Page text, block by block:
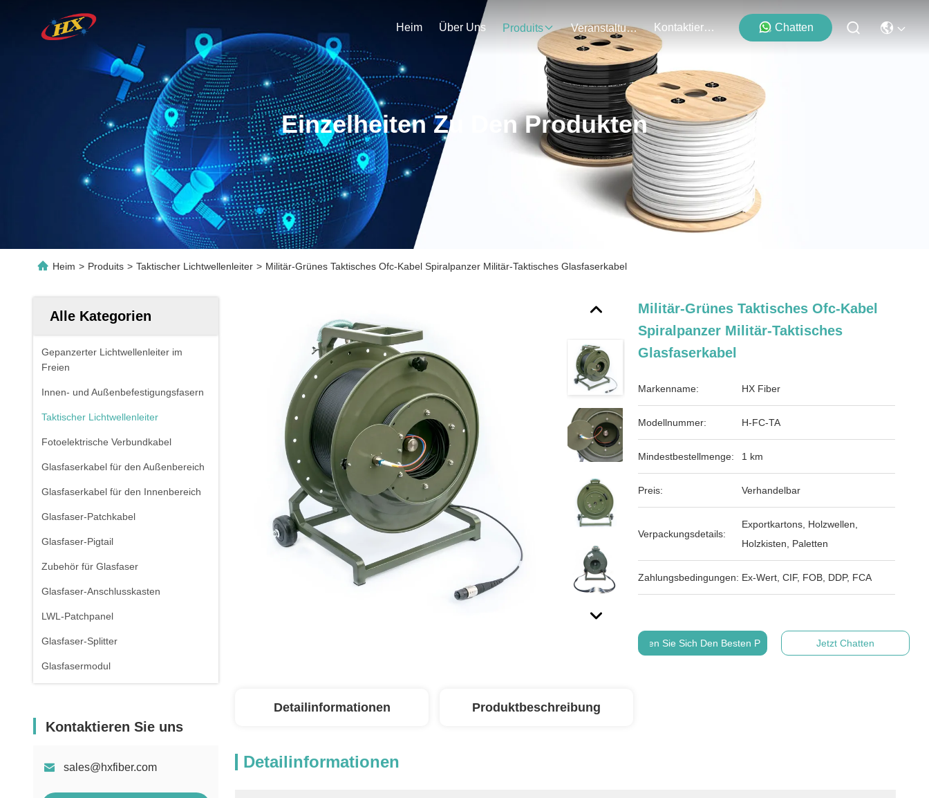
Heim Über Uns Produits Veranstaltungen Kontaktieren Sie Uns Chatten
Einzelheiten Zu Den Produkten
Heim > Produits > Taktischer Lichtwellenleiter > Militär-Grünes Taktisches Ofc-Kabel Spiralpanzer Militär-Taktisches Glasfaserkabel
Alle Kategorien
Gepanzerter Lichtwellenleiter im
Freien
Innen- und Außenbefestigungsfasern
Taktischer Lichtwellenleiter
Fotoelektrische Verbundkabel
Glasfaserkabel für den Außenbereich
Glasfaserkabel für den Innenbereich
Glasfaser-Patchkabel
Glasfaser-Pigtail
Zubehör für Glasfaser
Glasfaser-Anschlusskasten
LWL-Patchpanel
Glasfaser-Splitter
Glasfasermodul
Kontaktieren Sie uns
sales@hxfiber.com
Militär-Grünes Taktisches Ofc-Kabel
Spiralpanzer Militär-Taktisches
Glasfaserkabel
Markenname: HX Fiber
Modellnummer: H-FC-TA
Mindestbestellmenge: 1 km
Preis: Verhandelbar
Verpackungsdetails:
Exportkartons, Holzwellen,
Holzkisten, Paletten
Zahlungsbedingungen: Ex-Wert, CIF, FOB, DDP, FCA
Holen Sie Sich Den Besten Preis Jetzt Chatten
Detailinformationen Produktbeschreibung
Detailinformationen